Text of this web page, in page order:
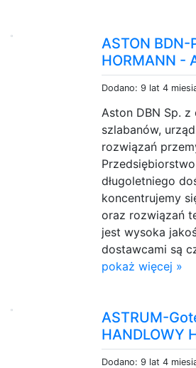
ASTON
HORMANN -
Dodano: 9 lat 4
Aston DBN Sp.
szlabanów,
rozwiązań
długoletniego
koncentrujemy
oraz rozwiązań
jest wysoka
dostawcami są
pokaż więcej »
ASTRUM-
HANDLOWY
Dodano: 9 lat 4